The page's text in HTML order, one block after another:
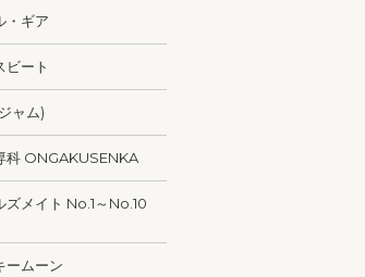
・ギア
ビート
ャム)
科 ONGAKUSENKA
ズメイト No.1～No.10
ームーン